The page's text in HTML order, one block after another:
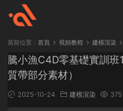
當前位置： 首頁 視頻教程 建模渲染
騰小漁C4D零基礎實訓
質帶部分素材）
2025-10-24 建模渲染 375